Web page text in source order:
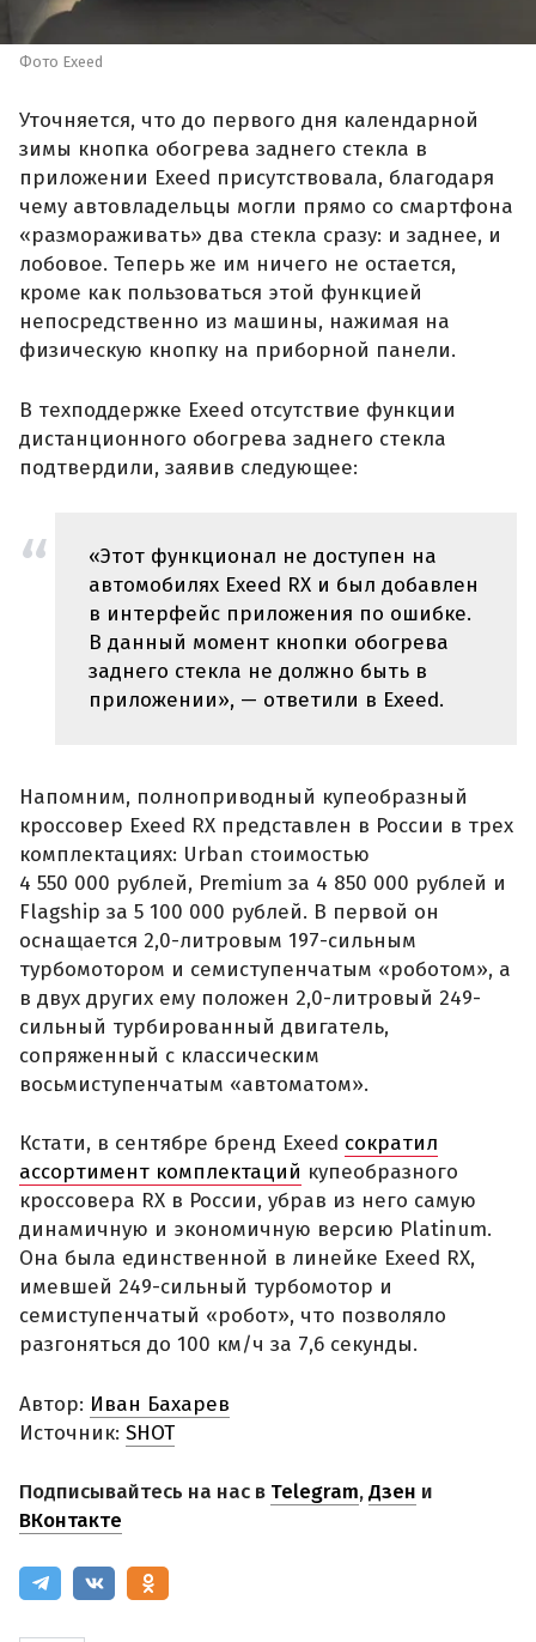
Фото Exeed
Уточняется, что до первого дня календарной
зимы кнопка обогрева заднего стекла в
приложении Exeed присутствовала, благодаря
чему автовладельцы могли прямо со смартфона
«размораживать» два стекла сразу: и заднее, и
лобовое. Теперь же им ничего не остается,
кроме как пользоваться этой функцией
непосредственно из машины, нажимая на
физическую кнопку на приборной панели.
В техподдержке Exeed отсутствие функции
дистанционного обогрева заднего стекла
подтвердили, заявив следующее:
«Этот функционал не доступен на
автомобилях Exeed RX и был добавлен
в интерфейс приложения по ошибке.
В данный момент кнопки обогрева
заднего стекла не должно быть в
приложении», — ответили в Exeed.
Напомним, полноприводный купеобразный
кроссовер Exeed RX представлен в России в трех
комплектациях: Urban стоимостью
4 550 000 рублей, Premium за 4 850 000 рублей и
Flagship за 5 100 000 рублей. В первой он
оснащается 2,0-литровым 197-сильным
турбомотором и семиступенчатым «роботом», а
в двух других ему положен 2,0-литровый 249-
сильный турбированный двигатель,
сопряженный с классическим
восьмиступенчатым «автоматом».
Кстати, в сентябре бренд Exeed сократил
ассортимент комплектаций купеобразного
кроссовера RX в России, убрав из него самую
динамичную и экономичную версию Platinum.
Она была единственной в линейке Exeed RX,
имевшей 249-сильный турбомотор и
семиступенчатый «робот», что позволяло
разгоняться до 100 км/ч за 7,6 секунды.
Автор: Иван Бахарев
Источник: SHOT
Подписывайтесь на нас в Telegram,Дзен и
ВКонтакте